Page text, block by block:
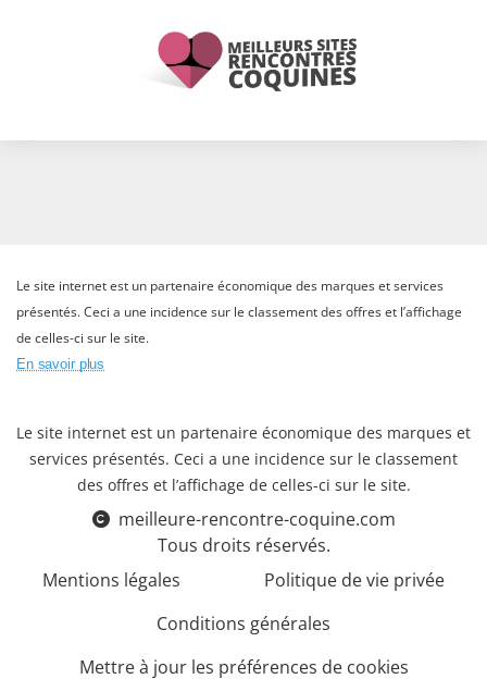
Le site internet est un partenaire économique des marques et services
présentés. Ceci a une incidence sur le classement des offres et l’affichage
de celles-ci sur le site.
En savoir plus
Le site internet est un partenaire économique des marques et
services présentés. Ceci a une incidence sur le classement
des offres et l’affichage de celles-ci sur le site.
meilleure-rencontre-coquine.com
Tous droits réservés.
Mentions légales
Politique de vie privée
Conditions générales
Mettre à jour les préférences de cookies